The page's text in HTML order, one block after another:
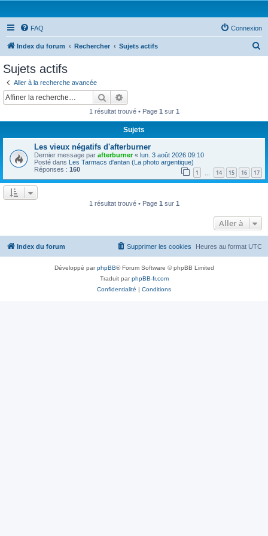
FAQ Connexion
Index du forum Rechercher Sujets actifs
Sujets actifs
Aller à la recherche avancée
Rechercher
1 résultat trouvé • Page 1 sur 1
Sujets
Les vieux négatifs d'afterburner
Dernier message par afterburner« lun. 3 août 2026 09:10
Posté dans Les Tarmacs d'antan (La photo argentique)
Réponses : 160 1 14 15 16 17
1 résultat trouvé • Page 1 sur 1
Aller à
Index du forum Heures au format UTC
Supprimer les cookies
Développé parphpBB® Forum Software © phpBB Limited
Traduit parphpBB-fr.com
Confidentialité | Conditions